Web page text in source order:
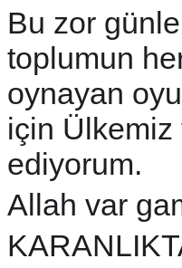
Bu zor
toplumun
oynayan
için Ülkemiz
ediyorum.
Allah var